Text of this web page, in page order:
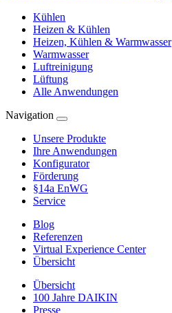
Kühlen
Heizen & Kühlen
Heizen, Kühlen & Warmwasser
Warmwasser
Luftreinigung
Lüftung
Alle Anwendungen
Navigation
Unsere Produkte
Ihre Anwendungen
Konfigurator
Förderung
§14a EnWG
Service
Blog
Referenzen
Virtual Experience Center
Übersicht
Übersicht
100 Jahre DAIKIN
Presse